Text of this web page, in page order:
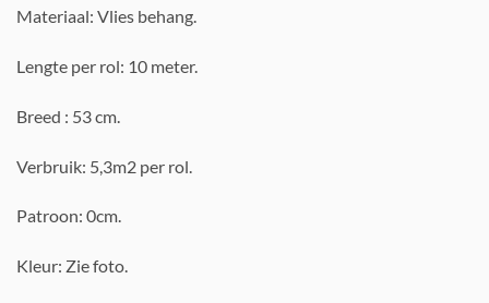
Materiaal: Vlies behang.
Lengte per rol: 10 meter.
Breed : 53 cm.
Verbruik: 5,3m2 per rol.
Patroon: 0cm.
Kleur: Zie foto.